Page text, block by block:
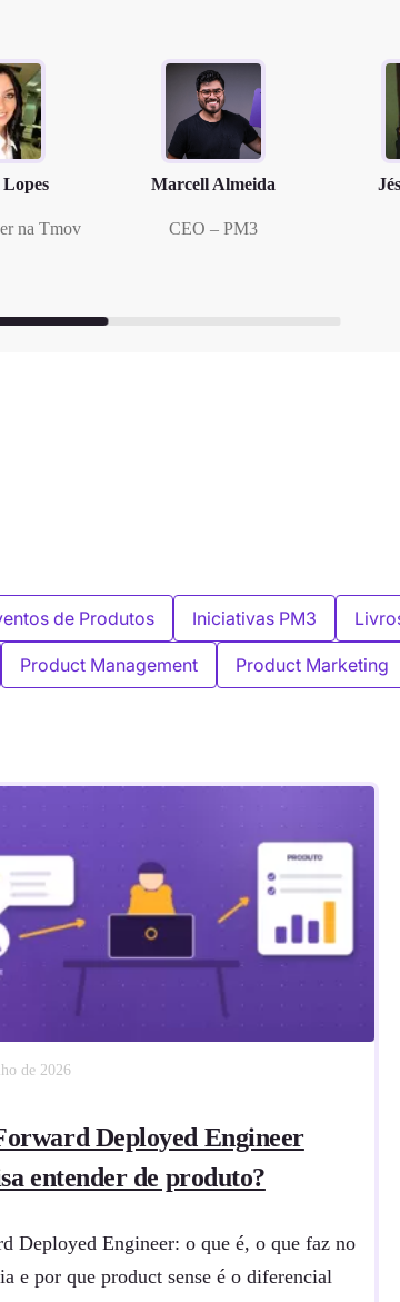
Lopes
na Tmov
Marcell Almeida
CEO – PM3
de Produtos Iniciativas PM3
Product Management Product Marketing
de 2026
Deployed Engineer
entender de produto?
Deployed Engineer: o que é, o que faz no
e por que product sense é o diferencial